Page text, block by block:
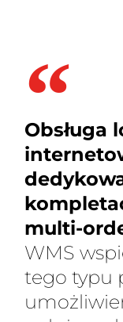
Obsługa
multi-
WMS
tego typu